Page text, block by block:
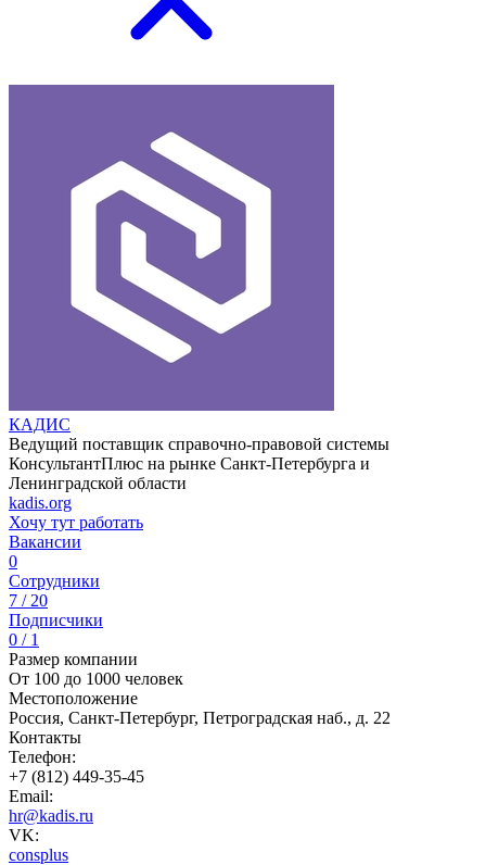
КАДИС
Ведущий поставщик справочно-правовой системы
КонсультантПлюс на рынке Санкт-Петербурга и
Ленинградской области
kadis.org
Хочу тут работать
Вакансии
0
Сотрудники
7 / 20
Подписчики
0 / 1
Размер компании
От 100 до 1000 человек
Местоположение
Россия, Санкт-Петербург, Петроградская наб., д. 22
Контакты
Телефон:
+7 (812) 449-35-45
Email:
hr@kadis.ru
VK:
consplus